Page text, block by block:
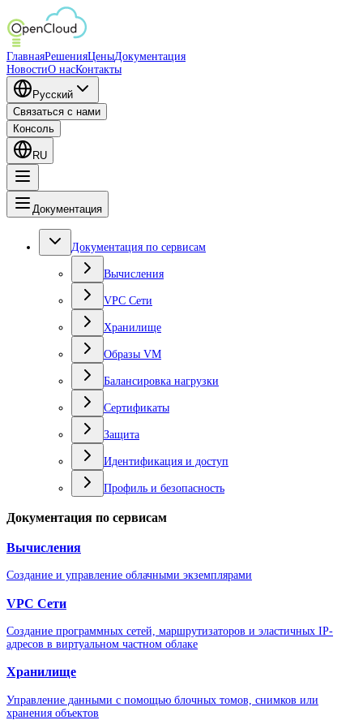
ГлавнаяРешенияЦеныДокументация
НовостиО насКонтакты
Русский
Связаться с нами
Консоль
RU
Документация
Документация по сервисам
Вычисления
VPC Сети
Хранилище
Образы VM
Балансировка нагрузки
Сертификаты
Защита
Идентификация и доступ
Профиль и безопасность
Документация по сервисам
Вычисления
Создание и управление облачными экземплярами
VPC Сети
Создание программных сетей, маршрутизаторов и эластичных IP-
адресов в виртуальном частном облаке
Хранилище
Управление данными с помощью блочных томов, снимков или
хранения объектов